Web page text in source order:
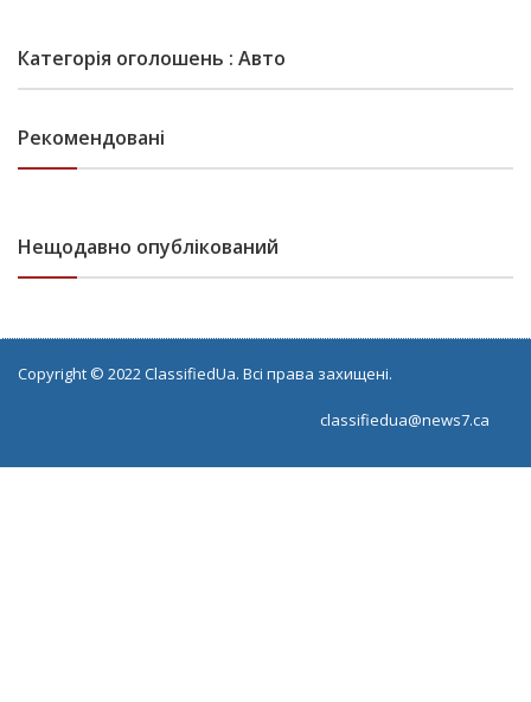
Категорія оголошень : Авто
Рекомендовані
Нещодавно опублікований
Copyright © 2022 ClassifiedUa. Всі права захищені.
classifiedua@news7.ca